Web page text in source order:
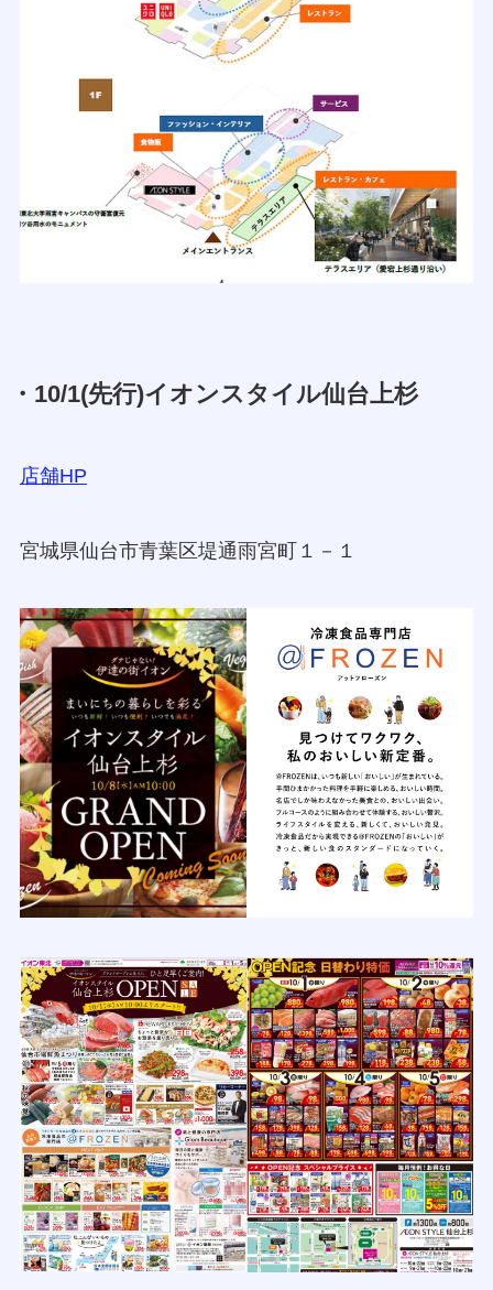
・10/1(先行)イオンスタイル仙台上杉
店舗HP
宮城県仙台市青葉区堤通雨宮町１－１